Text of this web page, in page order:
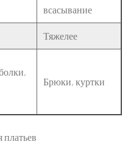
всасывание
Тяжелее
Брюки, куртки